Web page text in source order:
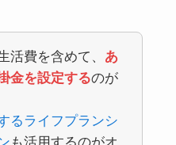
活費を含めて、 あ
金を設定するのが
るライフプランシ